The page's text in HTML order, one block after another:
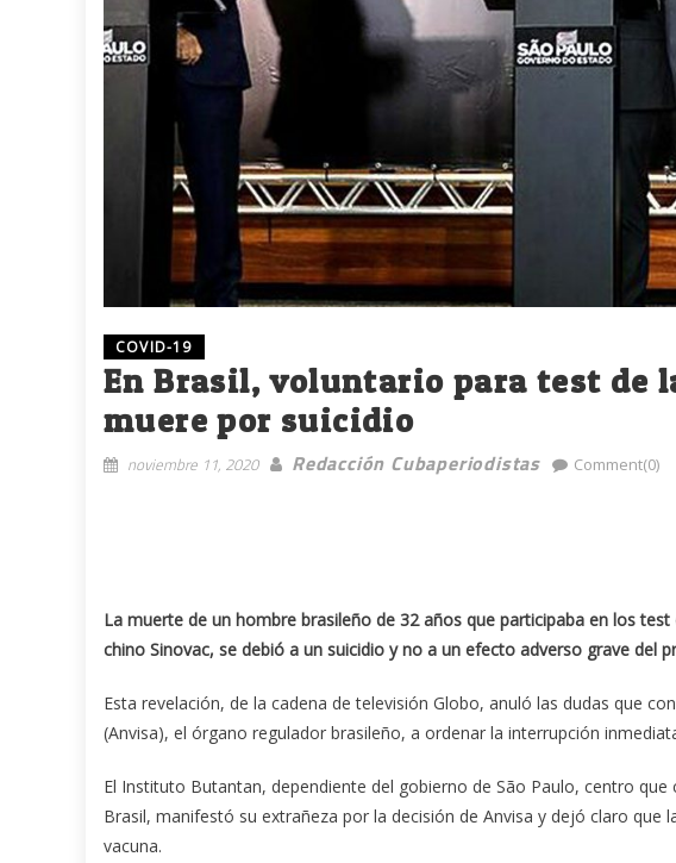
COVID-19
En Brasil, voluntario para test de
muere por suicidio
noviembre 11, 2020 Redacción Cubaperiodistas Comment(0)
La muerte de un hombre brasileño de 32 años que participaba en los
chino Sinovac, se debió a un suicidio y no a un efecto adverso grave del
Esta revelación, de la cadena de televisión Globo, anuló las dudas que
(Anvisa), el órgano regulador brasileño, a ordenar la interrupción
El Instituto Butantan, dependiente del gobierno de São Paulo, centro
Brasil, manifestó su extrañeza por la decisión de Anvisa y dejó claro
vacuna.